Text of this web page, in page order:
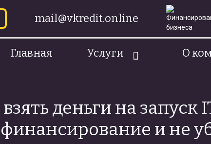
mail@vkredit.online
Главная Услуги О
взять деньги на запуск
финансирование и не